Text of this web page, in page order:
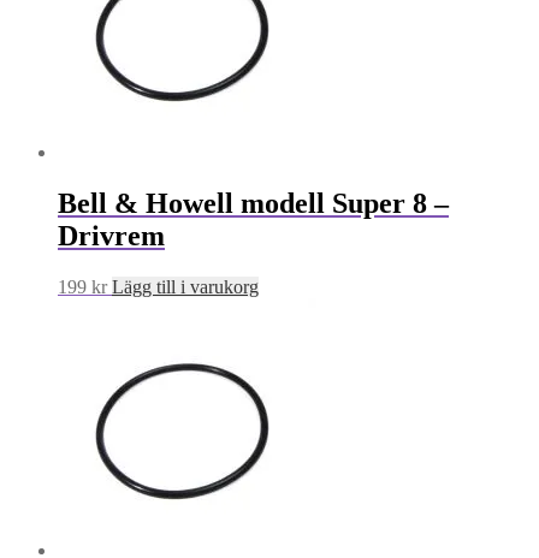
Bell & Howell modell Super 8 –
Drivrem
199 kr Lägg till i varukorg